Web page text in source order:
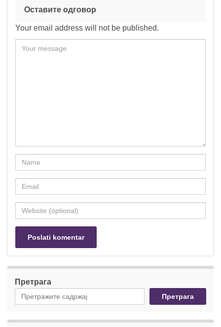
Оставите одговор
Your email address will not be published.
Претрага
Претрага